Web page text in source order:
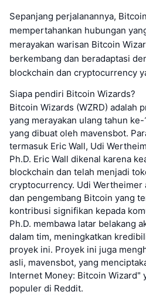
Sepanjang perjalanannya,
mempertahankan hubungan
merayakan warisan Bitcoin
berkembang dan beradaptasi
blockchain dan cryptocurrency
Siapa pendiri Bitcoin Wizards?
Bitcoin Wizards (WZRD) adalah
yang merayakan ulang tahun
yang dibuat oleh mavensbot.
termasuk Eric Wall, Udi
Ph.D. Eric Wall dikenal karena
blockchain dan telah menjadi
cryptocurrency. Udi Wertheimer
dan pengembang Bitcoin yang
kontribusi signifikan kepada
Ph.D. membawa latar belakang
dalam tim, meningkatkan
proyek ini. Proyek ini juga
asli, mavensbot, yang
Internet Money: Bitcoin Wizard"
populer di Reddit.